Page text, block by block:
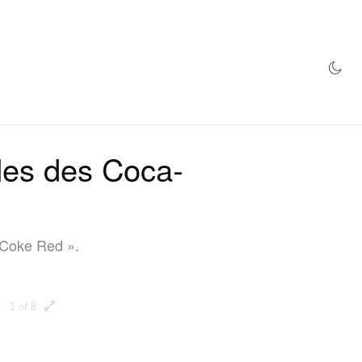
des Coca-
Red ».
1 of 8